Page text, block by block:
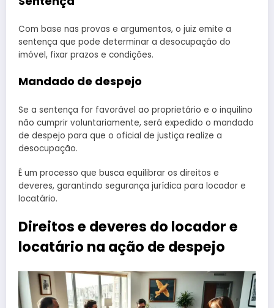
Com base nas provas e argumentos, o juiz emite a
sentença que pode determinar a desocupação do
imóvel, fixar prazos e condições.
Mandado de despejo
Se a sentença for favorável ao proprietário e o inquilino
não cumprir voluntariamente, será expedido o mandado
de despejo para que o oficial de justiça realize a
desocupação.
É um processo que busca equilibrar os direitos e
deveres, garantindo segurança jurídica para locador e
locatário.
Direitos e deveres do locador e
locatário na ação de despejo